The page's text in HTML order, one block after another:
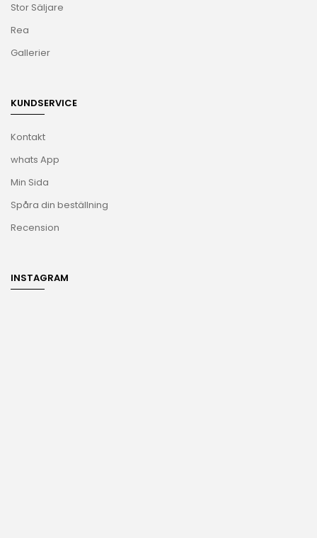
Stor Säljare
Rea
Gallerier
KUNDSERVICE
Kontakt
whats App
Min Sida
Spåra din beställning
Recension
INSTAGRAM